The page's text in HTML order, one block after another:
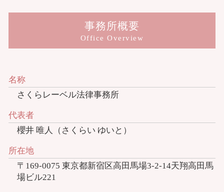
事務所概要
Office Overview
名称
さくらレーベル法律事務所
代表者
櫻井 唯人（さくらい ゆいと）
所在地
〒169-0075 東京都新宿区高田馬場3-2-14天翔高田馬
場ビル221